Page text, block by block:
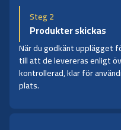
Steg 2
Produkter skickas
När du godkänt upplägget
till att de levereras enligt
kontrollerad, klar för
plats.